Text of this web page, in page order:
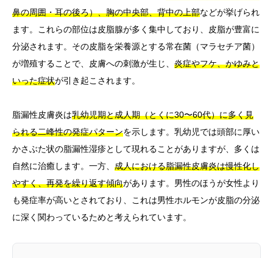
鼻の周囲・耳の後ろ）、胸の中央部、背中の上部などが挙げられ
ます。これらの部位は皮脂腺が多く集中しており、皮脂が豊富に
分泌されます。その皮脂を栄養源とする常在菌（マラセチア菌）
が増殖することで、皮膚への刺激が生じ、 炎症やフケ、かゆみと
いった症状が引き起こされます。
脂漏性皮膚炎は乳幼児期と成人期（とくに30〜60代）に多く見
られる二峰性の発症パターンを示します。乳幼児では頭部に厚い
かさぶた状の脂漏性湿疹として現れることがありますが、多くは
自然に治癒します。一方、 成人における脂漏性皮膚炎は慢性化し
やすく、再発を繰り返す傾向があります。男性のほうが女性より
も発症率が高いとされており、これは男性ホルモンが皮脂の分泌
に深く関わっているためと考えられています。